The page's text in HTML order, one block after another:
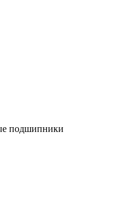
подшипники